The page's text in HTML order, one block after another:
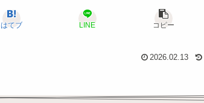
はてブ LINE コピー
2026.02.13